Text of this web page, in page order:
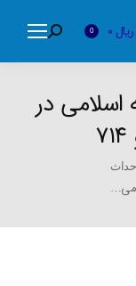
ریال 0
Search:
اسلامی در